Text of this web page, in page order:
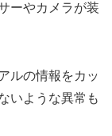
ーやカメラが装
ルの情報をカッ
いような異常も